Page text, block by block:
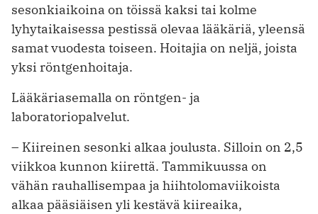
sesonkiaikoina on töissä kaksi tai kolme
lyhytaikaisessa pestissä olevaa lääkäriä, yleensä
samat vuodesta toiseen. Hoitajia on neljä, joista
yksi röntgenhoitaja.
Lääkäriasemalla on röntgen- ja
laboratoriopalvelut.
– Kiireinen sesonki alkaa joulusta. Silloin on 2,5
viikkoa kunnon kiirettä. Tammikuussa on
vähän rauhallisempaa ja hiihtolomaviikoista
alkaa pääsiäisen yli kestävä kiireaika,